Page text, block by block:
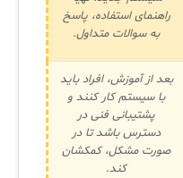
راهنمای استفاده، پاسخ
به سوالات متداول.
بعد از آموزش، افراد باید
با سیستم کار کنند و
پشتیبانی فنی در
دسترس باشد تا در
صورت مشکل، کمکشان
کند.